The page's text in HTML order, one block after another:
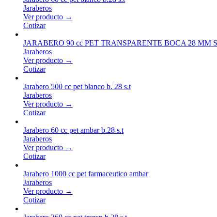
Jaraberos
Ver producto →
Cotizar
JARABERO 90 cc PET TRANSPARENTE BOCA 28 MM
Jaraberos
Ver producto →
Cotizar
Jarabero 500 cc pet blanco b. 28 s.t
Jaraberos
Ver producto →
Cotizar
Jarabero 60 cc pet ambar b.28 s.t
Jaraberos
Ver producto →
Cotizar
Jarabero 1000 cc pet farmaceutico ambar
Jaraberos
Ver producto →
Cotizar